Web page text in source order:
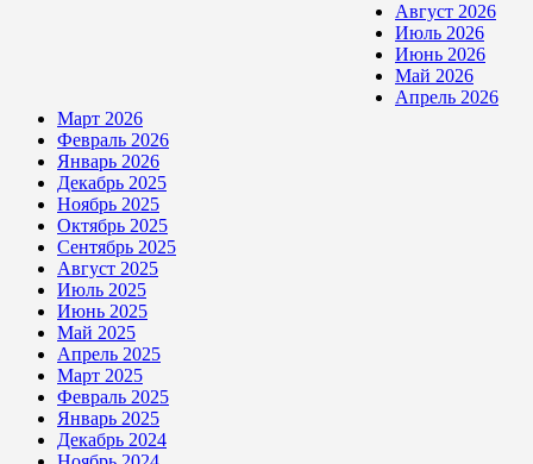
Август 2026
Июль 2026
Июнь 2026
Май 2026
Апрель 2026
Март 2026
Февраль 2026
Январь 2026
Декабрь 2025
Ноябрь 2025
Октябрь 2025
Сентябрь 2025
Август 2025
Июль 2025
Июнь 2025
Май 2025
Апрель 2025
Март 2025
Февраль 2025
Январь 2025
Декабрь 2024